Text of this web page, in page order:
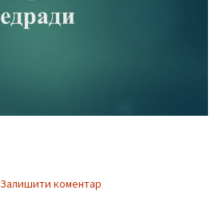
Залишити коментар